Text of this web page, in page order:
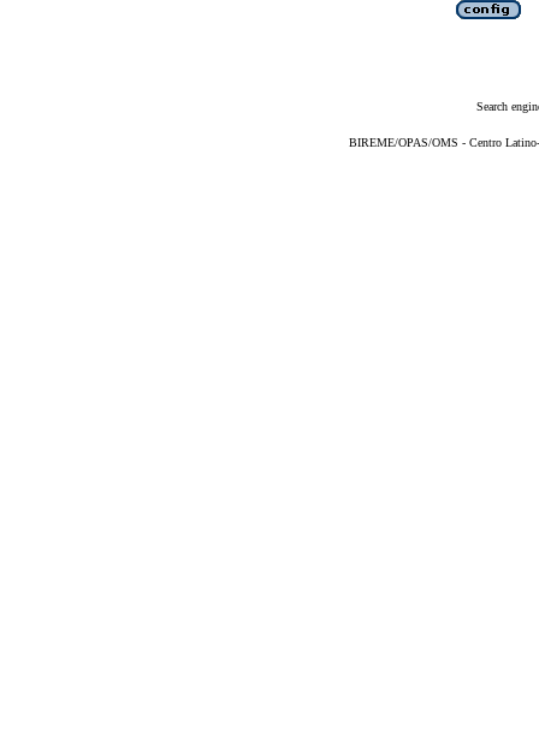
Search
BIREME/OPAS/OMS - Centro Latino-